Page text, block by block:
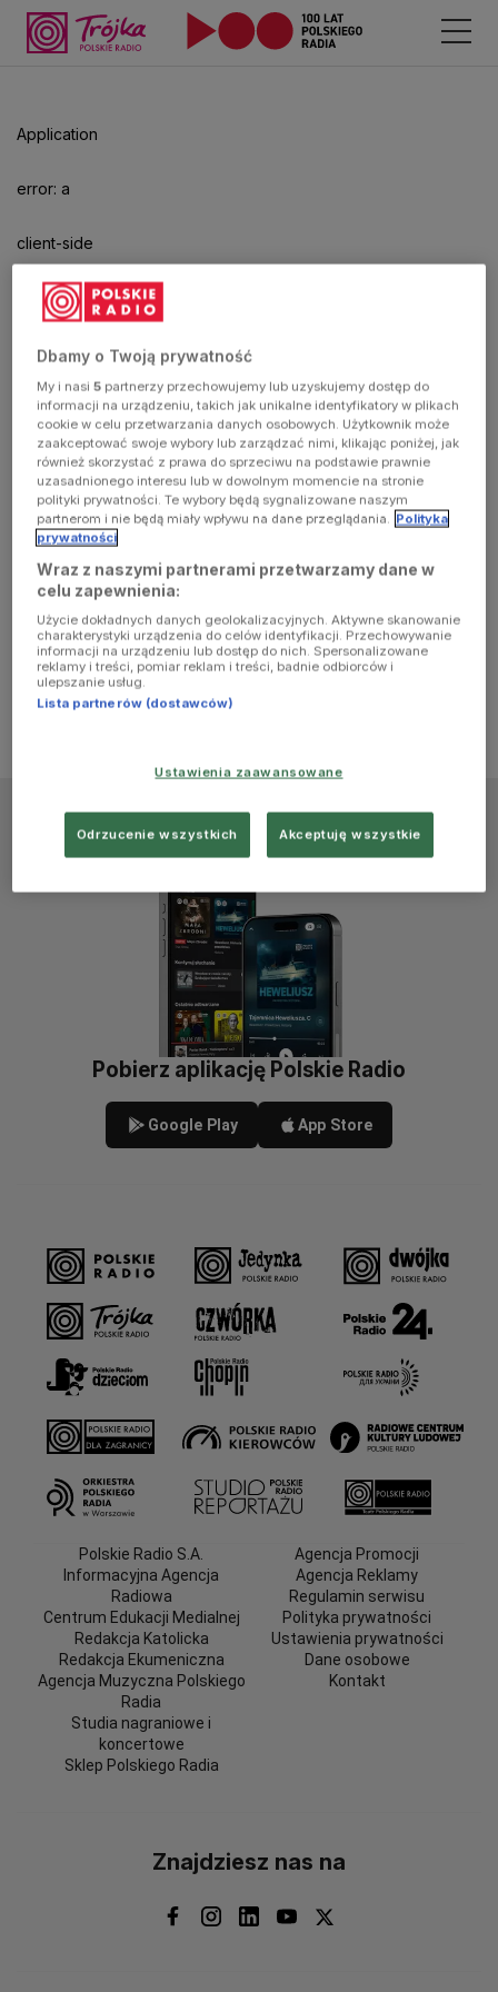
Application
error: a
client-side
exception
has
occurred
(see the
browser
console for
more
information)
aby
odtwarzać.
Pobierz aplikację Polskie Radio
Google Play App Store
Polskie Radio S.A.
Informacyjna Agencja
Radiowa
Centrum Edukacji Medialnej
Redakcja Katolicka
Redakcja Ekumeniczna
Agencja Muzyczna Polskiego
Radia
Studia nagraniowe i
koncertowe
Sklep Polskiego Radia
Agencja Promocji
Agencja Reklamy
Regulamin serwisu
Polityka prywatności
Ustawienia prywatności
Dane osobowe
Kontakt
Znajdziesz nas na
Dbamy o Twoją prywatność
My i nasi5 partnerzy przechowujemy lub uzyskujemy dostęp do
informacji na urządzeniu, takich jak unikalne identyfikatory w plikach
cookie w celu przetwarzania danych osobowych. Użytkownik może
zaakceptować swoje wybory lub zarządzać nimi, klikając poniżej, jak
również skorzystać z prawa do sprzeciwu na podstawie prawnie
uzasadnionego interesu lub w dowolnym momencie na stronie
polityki prywatności. Te wybory będą sygnalizowane naszym
partnerom i nie będą miały wpływu na dane przeglądania. Polityka
prywatności
Wraz z naszymi partnerami przetwarzamy dane w
celu zapewnienia:
Użycie dokładnych danych geolokalizacyjnych. Aktywne skanowanie
charakterystyki urządzenia do celów identyfikacji. Przechowywanie
informacji na urządzeniu lub dostęp do nich. Spersonalizowane
reklamy i treści, pomiar reklam i treści, badnie odbiorców i
ulepszanie usług.
Lista partnerów (dostawców)
Ustawienia zaawansowane
Odrzucenie wszystkich Akceptuję wszystkie